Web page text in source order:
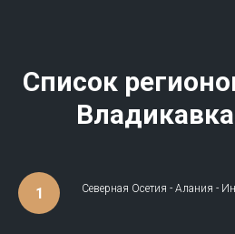
Список
Северная Осетия - Алания -